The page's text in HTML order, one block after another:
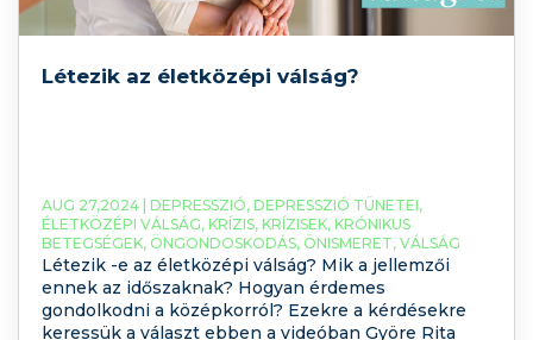
Létezik az életközépi válság?
AUG 27,2024 | DEPRESSZIÓ, DEPRESSZIÓ TÜNETEI,
ÉLETKÖZÉPI VÁLSÁG, KRÍZIS, KRÍZISEK, KRÓNIKUS
BETEGSÉGEK, ÖNGONDOSKODÁS, ÖNISMERET, VÁLSÁG
Létezik -e az életközépi válság? Mik a jellemzői
ennek az időszaknak? Hogyan érdemes
gondolkodni a középkorról? Ezekre a kérdésekre
keressük a választ ebben a videóban Györe Rita